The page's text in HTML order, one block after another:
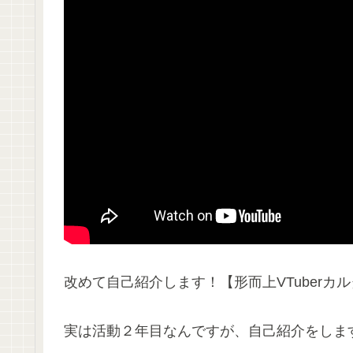
改めて自己紹介します！【形而上VTuberカル
実は活動２年目なんですが、自己紹介をしま